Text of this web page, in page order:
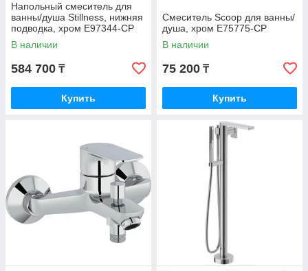
Напольный смеситель для
ванны/душа Stillness, нижняя
подводка, хром E97344-CP
В наличии
584 700 ₸
Купить
Смеситель Scoop для ванны/
душа, хром E75775-CP
В наличии
75 200 ₸
Купить